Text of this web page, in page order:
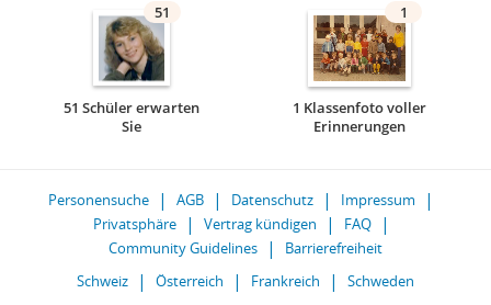
51
51 Schüler erwarten
Sie
1
1 Klassenfoto voller
Erinnerungen
Personensuche AGB Datenschutz
Impressum
Privatsphäre
Vertrag kündigen
FAQ
Community Guidelines
Barrierefreiheit
Schweiz
Österreich Frankreich Schweden